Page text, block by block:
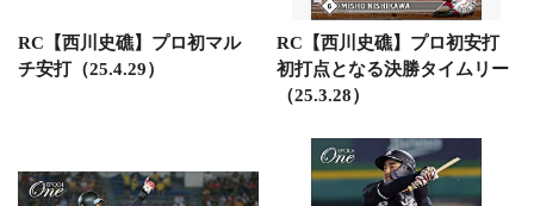
RC【西川史礁】プロ初マル
チ安打（25.4.29）
RC【西川史礁】プロ初安打
初打点となる決勝タイムリー
（25.3.28）